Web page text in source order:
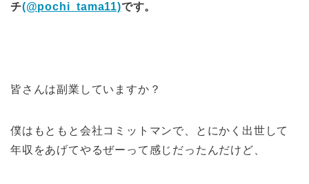
チ(@pochi_tama11)です。
皆さんは副業していますか？
僕はもともと会社コミットマンで、とにかく出世して
年収をあげてやるぜーって感じだったんだけど、